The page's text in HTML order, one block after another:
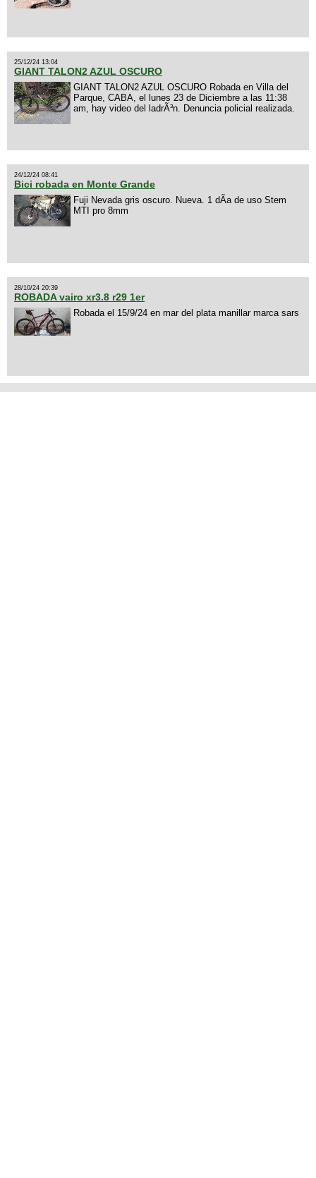
25/12/24 13:04
GIANT TALON2 AZUL OSCURO
GIANT TALON2 AZUL OSCURO Robada en Villa del
Parque, CABA, el lunes 23 de Diciembre a las 11:38
am, hay video del ladrÃ³n. Denuncia policial realizada.
24/12/24 08:41
Bici robada en Monte Grande
Fuji Nevada gris oscuro. Nueva. 1 dÃ­a de uso Stem
MTI pro 8mm
28/10/24 20:39
ROBADA vairo xr3.8 r29 1er
Robada el 15/9/24 en mar del plata manillar marca sars